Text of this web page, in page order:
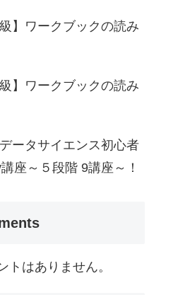
】ワークブックの読み
】ワークブックの読み
ータサイエンス初心者
座～５段階 9講座～！
トはありません。